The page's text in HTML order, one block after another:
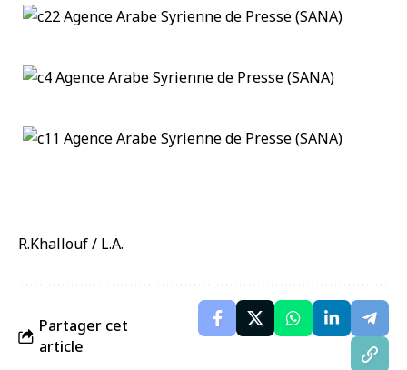
R.Khallouf / L.A.
Partager cet
article